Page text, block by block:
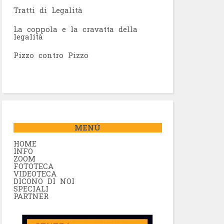
Tratti di Legalità
La coppola e la cravatta della
legalità
Pizzo contro Pizzo
MENÚ
HOME
INFO
ZOOM
FOTOTECA
VIDEOTECA
DICONO DI NOI
SPECIALI
PARTNER